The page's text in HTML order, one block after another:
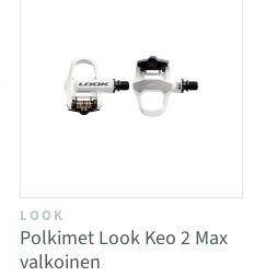
LOOK
Polkimet Look Keo 2 Max
valkoinen